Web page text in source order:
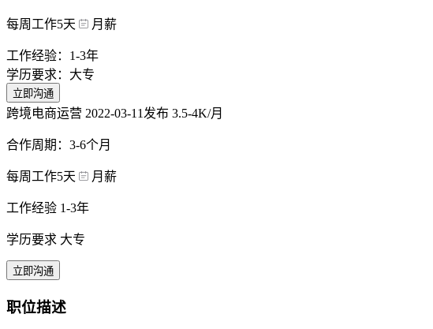
每周工作5天 月薪
工作经验：1-3年
学历要求：大专
立即沟通
跨境电商运营 2022-03-11发布 3.5-4K/月
合作周期：3-6个月
每周工作5天 月薪
工作经验 1-3年
学历要求 大专
立即沟通
职位描述